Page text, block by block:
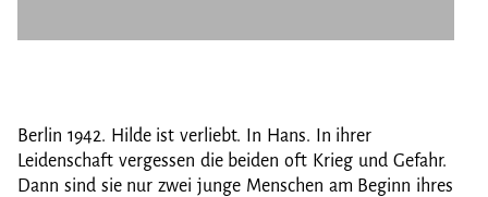
Berlin 1942. Hilde ist verliebt. In Hans. In ihrer
Leidenschaft vergessen die beiden oft Krieg und Gefahr.
Dann sind sie nur zwei junge Menschen am Beginn ihres